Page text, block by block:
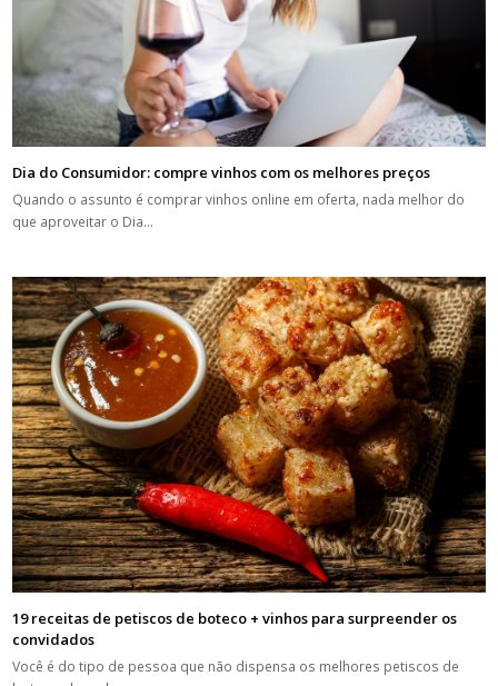
Dia do Consumidor: compre vinhos com os melhores preços
Quando o assunto é comprar vinhos online em oferta, nada melhor do
que aproveitar o Dia…
19 receitas de petiscos de boteco + vinhos para surpreender os
convidados
Você é do tipo de pessoa que não dispensa os melhores petiscos de